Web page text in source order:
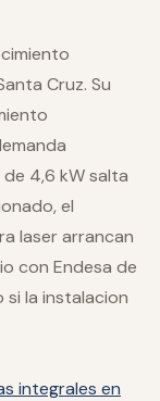
Cruz. Su
4,6 kW salta
el
laser arrancan
con Endesa de
la instalacion
integrales en